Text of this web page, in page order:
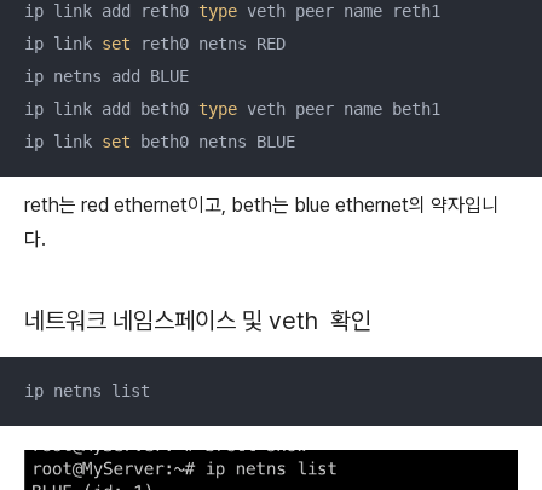
ip link add reth0 type veth peer name reth1
ip link set reth0 netns RED
ip netns add BLUE
ip link add beth0 type veth peer name beth1
ip link set beth0 netns BLUE
reth는 red ethernet이고, beth는 blue ethernet의 약자입니
다.
네트워크 네임스페이스 및 veth 확인
ip netns list